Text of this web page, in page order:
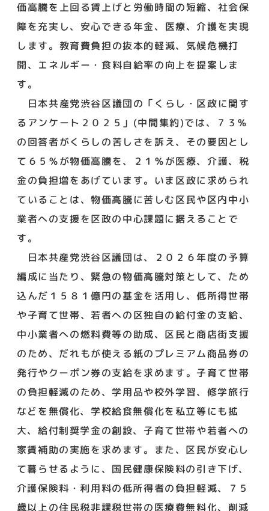
価高騰を上回る賃上げと労働時間の短縮、社会保
障を充実し、安心できる年金、医療、介護を実現
します。教育費負担の抜本的軽減、気候危機打
開、エネルギー・食料自給率の向上を提案しま
す。
日本共産党渋谷区議団の「くらし・区政に関す
るアンケート２０２５」(中間集約)では、７３％
の回答者がくらしの苦しさを訴え、その要因とし
て６５％が物価高騰を、２１％が医療、介護、税
金の負担増をあげています。いま区政に求められ
ていることは、物価高騰に苦しむ区民や区内中小
業者への支援を区政の中心課題に据えることで
す。
日本共産党渋谷区議団は、２０２６年度の予算
編成に当たり、緊急の物価高騰対策として、ため
込んだ１５８１億円の基金を活用し、低所得世帯
や子育て世帯、若者への区独自の給付金の支給、
中小業者への燃料費等の助成、区民と商店街支援
のため、だれもが使える紙のプレミアム商品券の
発行やクーポン券の支給を求めます。子育て世帯
の負担軽減のため、学用品や校外学習、修学旅行
などを無償化、学校給食無償化を私立等にも拡
大、給付制奨学金の創設、子育て世帯や若者への
家賃補助の実施を求めます。また、区民が安心し
て暮らせるように、国民健康保険料の引き下げ、
介護保険料・利用料の低所得者の負担軽減、７５
歳以上の住民税非課税世帯の医療費無料化、削減